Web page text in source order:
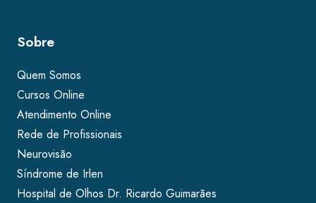
Sobre
Quem Somos
Cursos Online
Atendimento Online
Rede de Profissionais
Neurovisão
Síndrome de Irlen
Hospital de Olhos Dr. Ricardo Guimarães